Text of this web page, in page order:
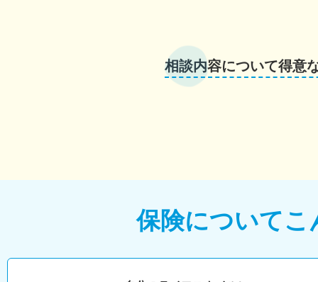
相談内容について得意
保険についてこ